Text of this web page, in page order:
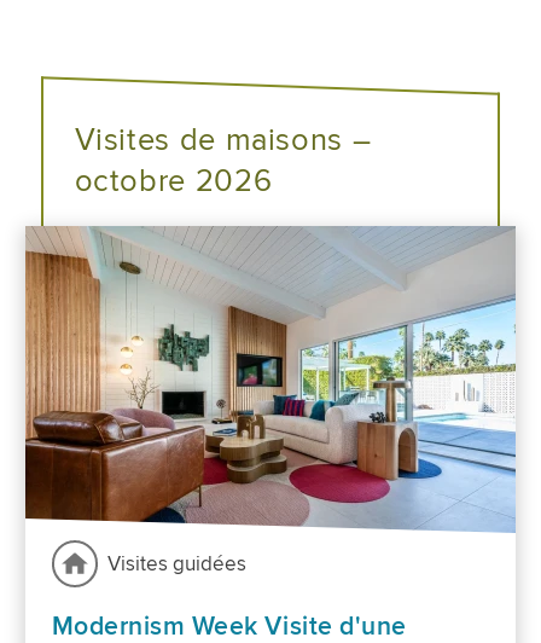
Visites de maisons –
octobre 2026
Visites guidées
Modernism Week Visite d'une